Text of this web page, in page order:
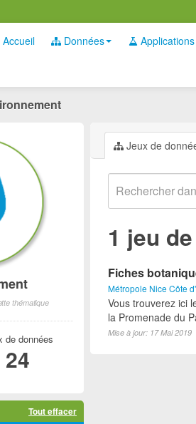
Accueil Données Applications
Jeux de
1 jeu
Fiches
Métropole Nice Côte
Vous trouverez ici
la Promenade du
Mise à jour: 17 Mai 2019
thématique
de données
24
Tout effacer